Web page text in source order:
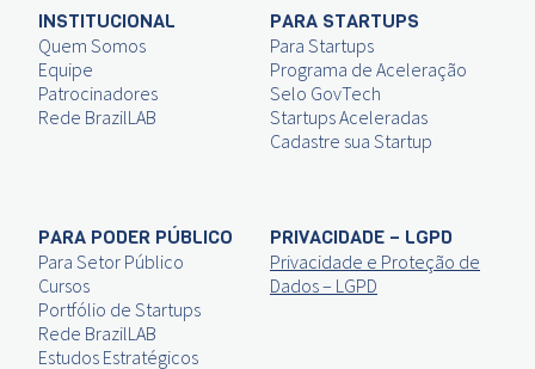
INSTITUCIONAL
Quem Somos
Equipe
Patrocinadores
Rede BrazilLAB
PARA STARTUPS
Para Startups
Programa de Aceleração
Selo GovTech
Startups Aceleradas
Cadastre sua Startup
PARA PODER PÚBLICO
Para Setor Público
Cursos
Portfólio de Startups
Rede BrazilLAB
Estudos Estratégicos
PRIVACIDADE – LGPD
Privacidade e Proteção de
Dados – LGPD